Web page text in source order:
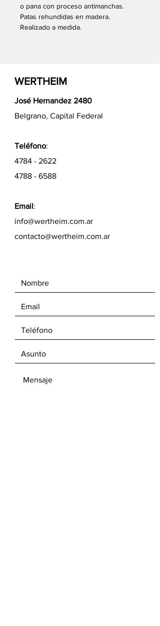
o pana con proceso antimanchas.
Patas rehundidas en madera.
Realizado a medida.
WERTHEIM
José Hernandez 2480
Belgrano, Capital Federal
Teléfono:
4784 - 2622
4788 - 6588
Email:
info@wertheim.com.ar
contacto@wertheim.com.ar